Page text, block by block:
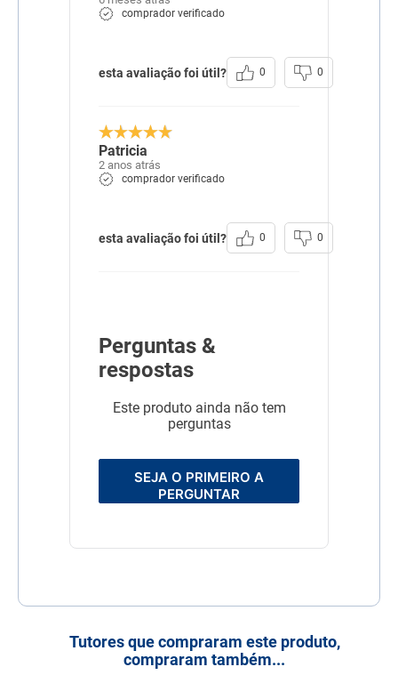
comprador verificado
esta avaliação foi útil? 0 0
Patricia
2 anos atrás
comprador verificado
esta avaliação foi útil? 0 0
Perguntas &
respostas
Este produto ainda não tem
perguntas
SEJA O PRIMEIRO A
PERGUNTAR
Tutores que compraram este produto,
compraram também...